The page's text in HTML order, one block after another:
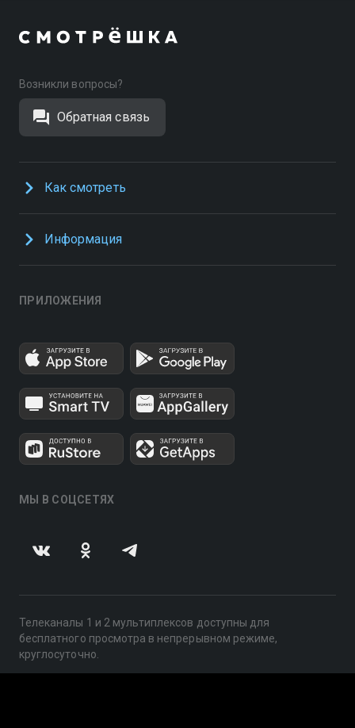
Возникли вопросы?
Обратная связь
Как смотреть
Информация
ПРИЛОЖЕНИЯ
МЫ В СОЦСЕТЯХ
Телеканалы 1 и 2 мультиплексов доступны для
бесплатного просмотра в непрерывном режиме,
круглосуточно.